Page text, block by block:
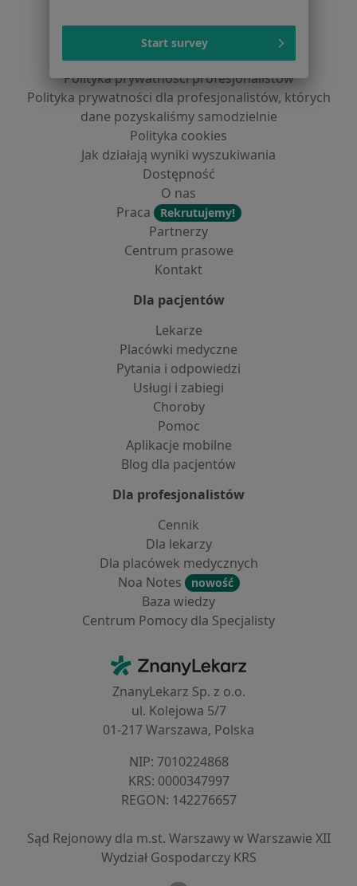
Regulamin
Polityka prywatności pacjentów
Polityka prywatności profesjonalistów
Polityka prywatności dla profesjonalistów, których
dane pozyskaliśmy samodzielnie
Polityka cookies
Jak działają wyniki wyszukiwania
Dostępność
O nas
Praca
Rekrutujemy!
Partnerzy
Centrum prasowe
Kontakt
Dla pacjentów
Lekarze
Placówki medyczne
Pytania i odpowiedzi
Usługi i zabiegi
Choroby
Pomoc
Aplikacje mobilne
Blog dla pacjentów
Dla profesjonalistów
Cennik
Dla lekarzy
Dla placówek medycznych
Noa Notes
nowość
Baza wiedzy
Centrum Pomocy dla Specjalisty
ZnanyLekarz - Strona główna
ZnanyLekarz Sp. z o.o.
ul. Kolejowa 5/7
01-217 Warszawa, Polska
NIP: ⁠7010224868
KRS: ⁠0000347997
REGON: ⁠142276657
Sąd Rejonowy dla m.st. Warszawy w Warszawie XII
Wydział Gospodarczy KRS
Start survey